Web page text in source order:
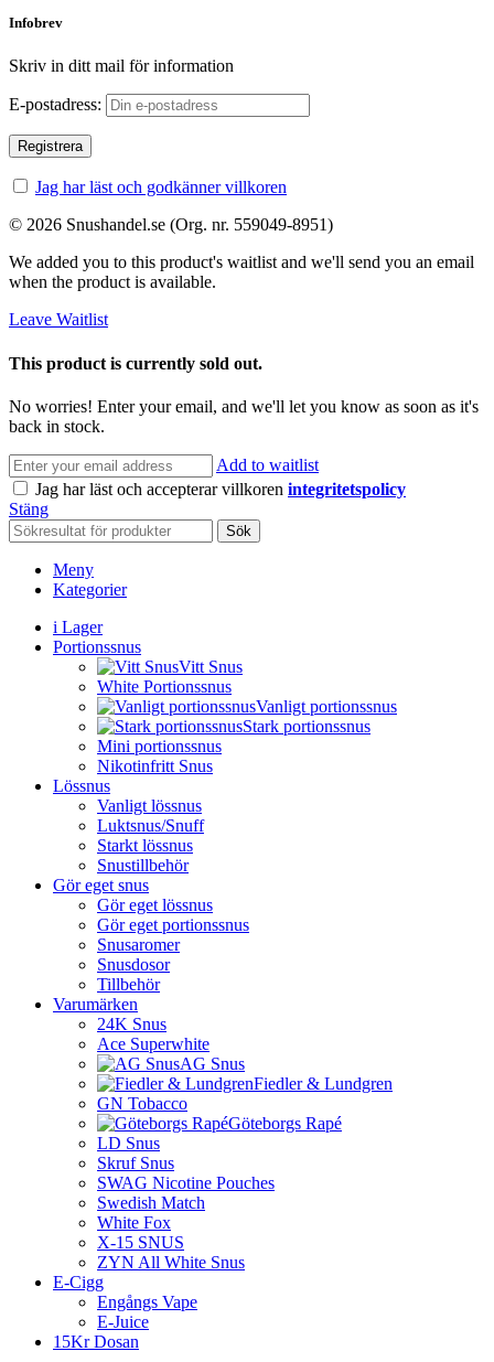
Infobrev
Skriv in ditt mail för information
E-postadress:
Jag har läst och godkänner villkoren
© 2026 Snushandel.se (Org. nr. 559049-8951)
We added you to this product's waitlist and we'll send you an email
when the product is available.
Leave Waitlist
This product is currently sold out.
No worries! Enter your email, and we'll let you know as soon as it's
back in stock.
Add to waitlist
Jag har läst och accepterar villkoren integritetspolicy
Stäng
Sök
Meny
Kategorier
i Lager
Portionssnus
Vitt Snus
White Portionssnus
Vanligt portionssnus
Stark portionssnus
Mini portionssnus
Nikotinfritt Snus
Lössnus
Vanligt lössnus
Luktsnus/Snuff
Starkt lössnus
Snustillbehör
Gör eget snus
Gör eget lössnus
Gör eget portionssnus
Snusaromer
Snusdosor
Tillbehör
Varumärken
24K Snus
Ace Superwhite
AG Snus
Fiedler & Lundgren
GN Tobacco
Göteborgs Rapé
LD Snus
Skruf Snus
SWAG Nicotine Pouches
Swedish Match
White Fox
X-15 SNUS
ZYN All White Snus
E-Cigg
Engångs Vape
E-Juice
15Kr Dosan